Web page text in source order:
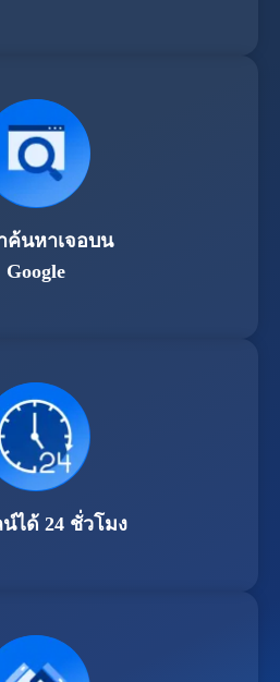
ค้นหาเจอบน
Google
ได้ 24 ชั่วโมง